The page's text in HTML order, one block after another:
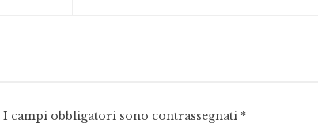
I campi obbligatori sono contrassegnati *